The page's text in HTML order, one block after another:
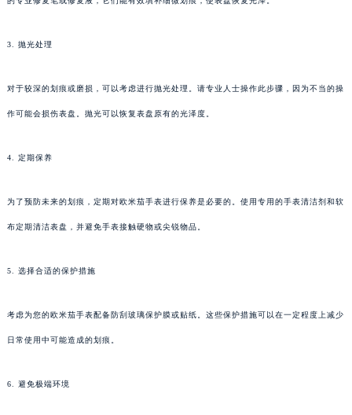
3. 抛光处理
对于较深的划痕或磨损，可以考虑进行抛光处理。请专业人士操作此步骤，因为不当的操
作可能会损伤表盘。抛光可以恢复表盘原有的光泽度。
4. 定期保养
为了预防未来的划痕，定期对欧米茄手表进行保养是必要的。使用专用的手表清洁剂和软
布定期清洁表盘，并避免手表接触硬物或尖锐物品。
5. 选择合适的保护措施
考虑为您的欧米茄手表配备防刮玻璃保护膜或贴纸。这些保护措施可以在一定程度上减少
日常使用中可能造成的划痕。
6. 避免极端环境